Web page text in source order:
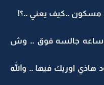
مسكون ..كيف يعني ..؟!
ساعه جالسه فوق .. وش
هاذي اوريك فيها .. والله